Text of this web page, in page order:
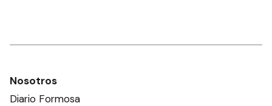
Nosotros
Diario Formosa